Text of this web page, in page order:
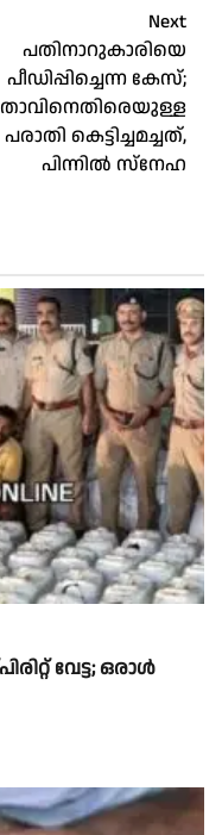
Next
പതിനാറുകാരിയെ
പീഡിപ്പിച്ചെന്ന കേസ്;
പരാതി കെട്ടിച്ചമച്ചത്,
പിന്നിൽ സ്നേഹ
വേട്ട; ഒരാൾ